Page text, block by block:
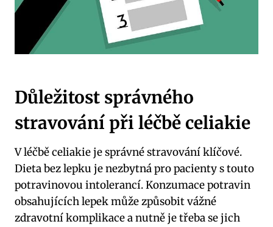
Důležitost správného
stravování při léčbě celiakie
V léčbě celiakie je správné stravování klíčové.
Dieta bez lepku je nezbytná pro pacienty s touto
potravinovou intolerancí. Konzumace potravin
obsahujících lepek může způsobit vážné
zdravotní komplikace a nutně je třeba se jich